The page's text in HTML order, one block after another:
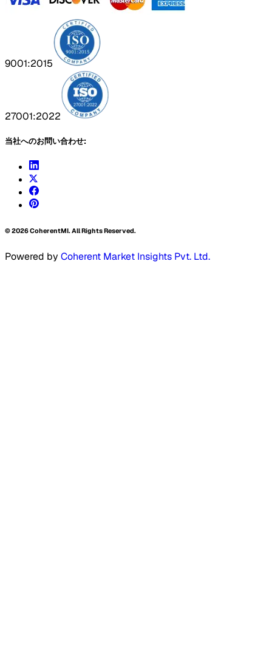
9001:2015
27001:2022
当社へのお問い合わせ:
©2026CoherentMI. All Rights Reserved.
Powered by Coherent Market Insights Pvt. Ltd.